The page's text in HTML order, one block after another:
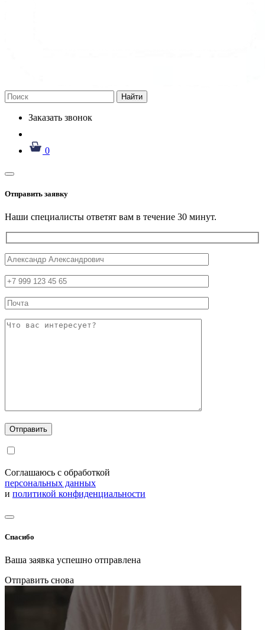
Найти
Заказать звонок
0
Отправить заявку
Наши специалисты ответят вам в течение 30 минут.
Соглашаюсь с обработкой
персональных данных
и политикой конфиденциальности
Спасибо
Ваша заявка успешно отправлена
Отправить снова